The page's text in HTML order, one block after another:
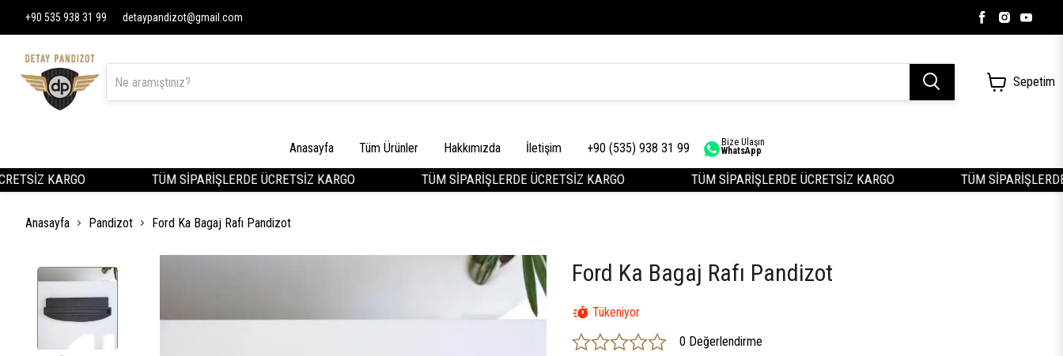
+90 535 938 31 99 detaypandizot@gmail.com
Sepetim
Anasayfa Tüm Ürünler Hakkımızda İletişim +90 (535) 938 31 99 Bize Ulaşın
WhatsApp
KARGO TÜM SİPARİŞLERDE ÜCRETSİZ KARGO TÜM SİPARİŞLERDE ÜCRETSİZ KARGO TÜM SİPARİŞLERDE ÜCRETSİZ KARGO TÜM SİPARİŞLERDE
Anasayfa Pandizot Ford Ka Bagaj Rafı Pandizot
Ford Ka Bagaj Rafı Pandizot
Tükeniyor
0 Değerlendirme